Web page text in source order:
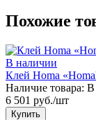
Похожие
В наличии
Клей Homa
Наличие товара: В
6 501 руб./шт
Купить